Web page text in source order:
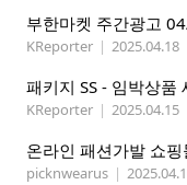
부한마켓 주간광고
KReporter | 2025.04.18
KReporter | 2025.04.15
온라인 패션가발 쇼
picknwearus |